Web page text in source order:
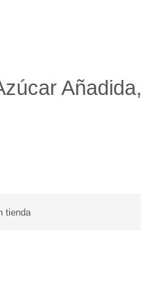
Añadida,
tienda